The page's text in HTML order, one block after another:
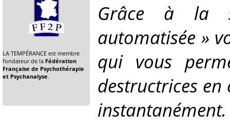
Grâce à la
automatisée »
qui vous
destructrices en
instantanément.
LA TEMPÉRANCE est membre
fondateur de la Fédération
Française de Psychothérapie
et Psychanalyse.